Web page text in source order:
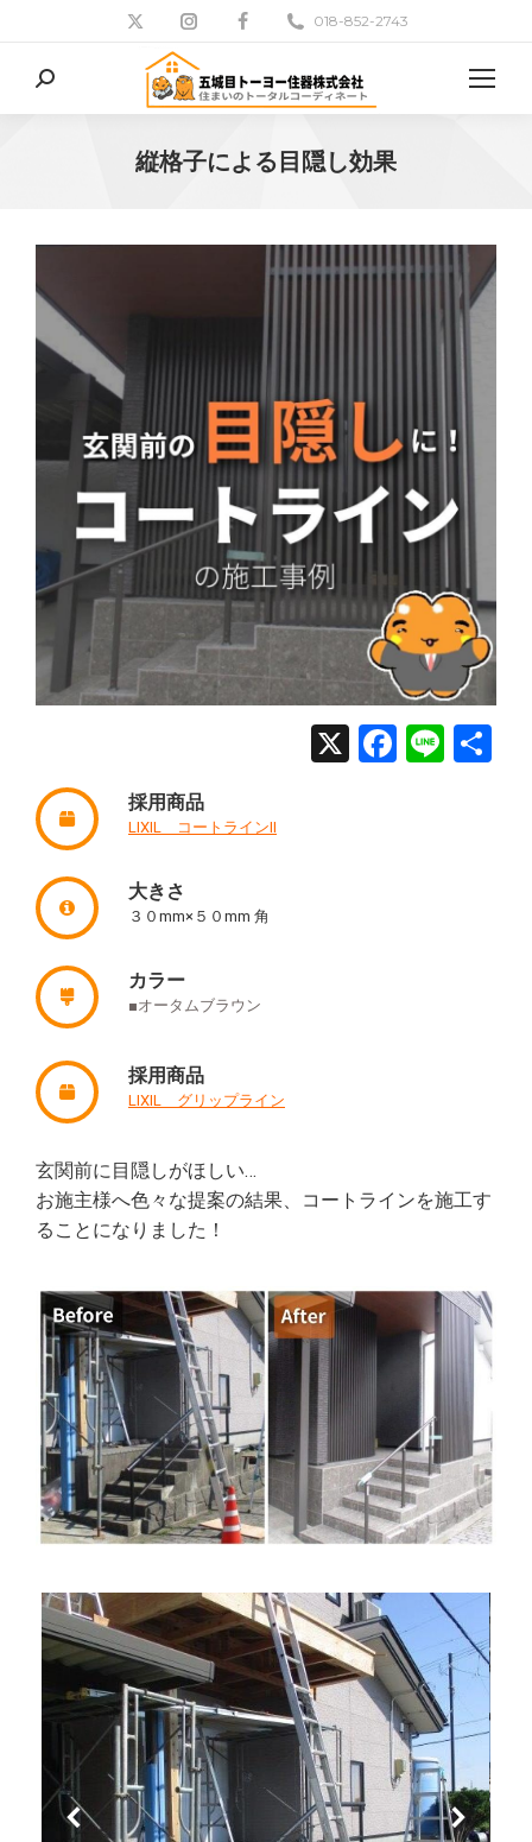
018-852-2743
検
索:
縦格子による目隠し効果
X Line
採用商品
LIXIL コートラインII
大きさ
３０mm×５０mm 角
カラー
■オータムブラウン
採用商品
LIXIL グリップライン
玄関前に目隠しがほしい…
お施主様へ色々な提案の結果、コートラインを施工す
ることになりました！